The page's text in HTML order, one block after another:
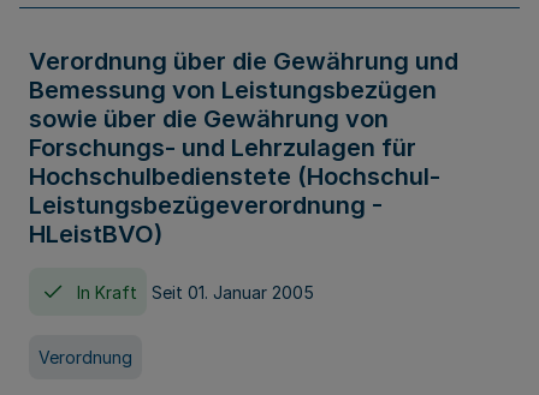
Verordnung über die Gewährung und
Bemessung von Leistungsbezügen
sowie über die Gewährung von
Forschungs- und Lehrzulagen für
Hochschulbedienstete (Hochschul-
Leistungsbezügeverordnung -
HLeistBVO)
In Kraft Seit 01. Januar 2005
Verordnung